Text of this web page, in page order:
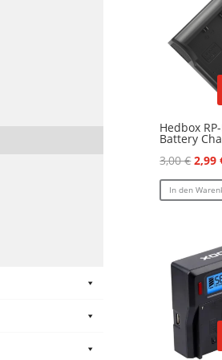
Hedbox
Battery
3,00€
Preis
war:
2,99
In den